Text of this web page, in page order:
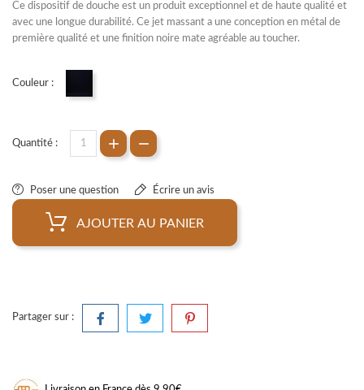
Ce dispositif de douche est un produit exceptionnel et de haute qualité et
avec une longue durabilité. Ce jet massant a une conception en métal de
première qualité et une finition noire mate agréable au toucher.
Couleur :
Quantité :
Poser une question Écrire un avis
AJOUTER AU PANIER
Partager sur :